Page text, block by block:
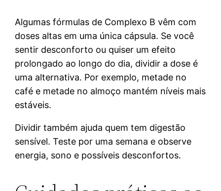
Algumas fórmulas de Complexo B vêm com
doses altas em uma única cápsula. Se você
sentir desconforto ou quiser um efeito
prolongado ao longo do dia, dividir a dose é
uma alternativa. Por exemplo, metade no
café e metade no almoço mantém níveis mais
estáveis.
Dividir também ajuda quem tem digestão
sensível. Teste por uma semana e observe
energia, sono e possíveis desconfortos.